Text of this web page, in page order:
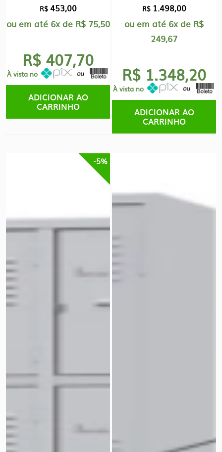
R$ 453,00
ou em até 6x de R$ 75,50
R$ 407,70
À vista no
ADICIONAR AO
CARRINHO
R$ 1.498,00
ou em até 6x de R$
249,67
R$ 1.348,20
À vista no
ADICIONAR AO
CARRINHO
-5%